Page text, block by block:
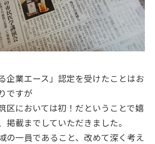
企業エース」認定を受けたことはお
ですが
区においては初！だということで嬉
掲載までしていただきました。
の一員であること、改めて深く考え